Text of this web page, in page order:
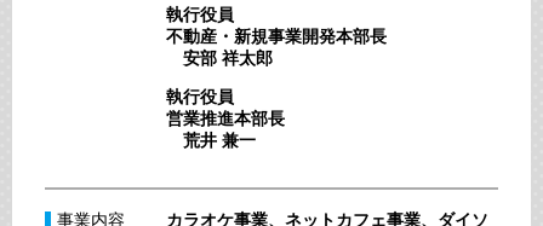
執行役員
不動産・新規事業開発本部長
安部 祥太郎
執行役員
営業推進本部長
荒井 兼一
事業内容
カラオケ事業、ネットカフェ事業、ダイソ